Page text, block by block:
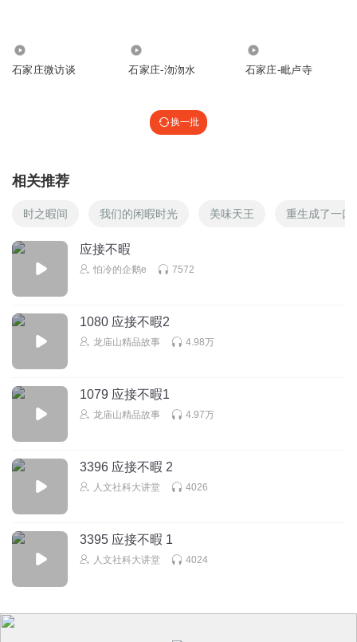
石家庄微访谈 石家庄-沕沕水 石家庄-毗卢寺
换一批
相关推荐
时之暇间 我们的闲暇时光 美味天王 重生成了一口
应接不暇
怕冷的企鹅e 7572
1080 应接不暇2
龙庙山精品故事 4.98万
1079 应接不暇1
龙庙山精品故事 4.97万
3396 应接不暇 2
人文社科大讲堂 4026
3395 应接不暇 1
人文社科大讲堂 4024